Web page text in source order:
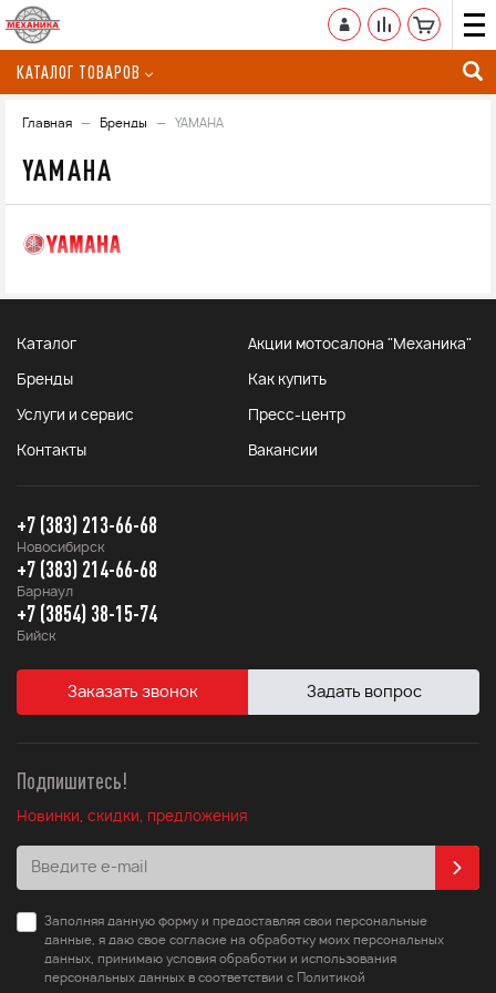
КАТАЛОГ ТОВАРОВ
Главная Бренды YAMAHA
YAMAHA
Каталог Акции мотосалона "Механика"
Бренды Как купить
Услуги и сервис Пресс-центр
Контакты Вакансии
+7 (383) 213-66-68
Новосибирск
+7 (383) 214-66-68
Барнаул
+7 (3854) 38-15-74
Бийск
Заказать звонок Задать вопрос
Подпишитесь!
Новинки, скидки, предложения
Заполняя данную форму и предоставляя свои персональные
данные, я даю свое согласие на обработку моих персональных
данных, принимаю условия обработки и использования
персональных данных в соответствии с Политикой